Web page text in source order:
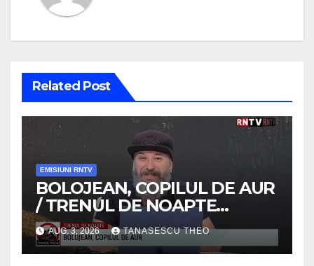
Related Post
EMISIUNI RNTV
BOLOJEAN, COPILUL DE AUR
/ TRENUL DE NOAPTE
/VIDEO
AUG. 3, 2026 TANASESCU THEO